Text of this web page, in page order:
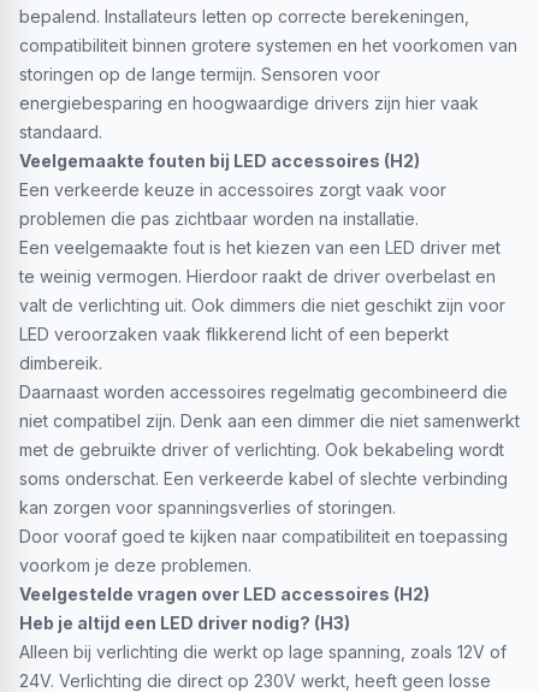
bepalend. Installateurs letten op correcte berekeningen,
compatibiliteit binnen grotere systemen en het voorkomen van
storingen op de lange termijn. Sensoren voor
energiebesparing en hoogwaardige drivers zijn hier vaak
standaard.
Veelgemaakte fouten bij LED accessoires (H2)
Een verkeerde keuze in accessoires zorgt vaak voor
problemen die pas zichtbaar worden na installatie.
Een veelgemaakte fout is het kiezen van een LED driver met
te weinig vermogen. Hierdoor raakt de driver overbelast en
valt de verlichting uit. Ook dimmers die niet geschikt zijn voor
LED veroorzaken vaak flikkerend licht of een beperkt
dimbereik.
Daarnaast worden accessoires regelmatig gecombineerd die
niet compatibel zijn. Denk aan een dimmer die niet samenwerkt
met de gebruikte driver of verlichting. Ook bekabeling wordt
soms onderschat. Een verkeerde kabel of slechte verbinding
kan zorgen voor spanningsverlies of storingen.
Door vooraf goed te kijken naar compatibiliteit en toepassing
voorkom je deze problemen.
Veelgestelde vragen over LED accessoires (H2)
Heb je altijd een LED driver nodig? (H3)
Alleen bij verlichting die werkt op lage spanning, zoals 12V of
24V. Verlichting die direct op 230V werkt, heeft geen losse